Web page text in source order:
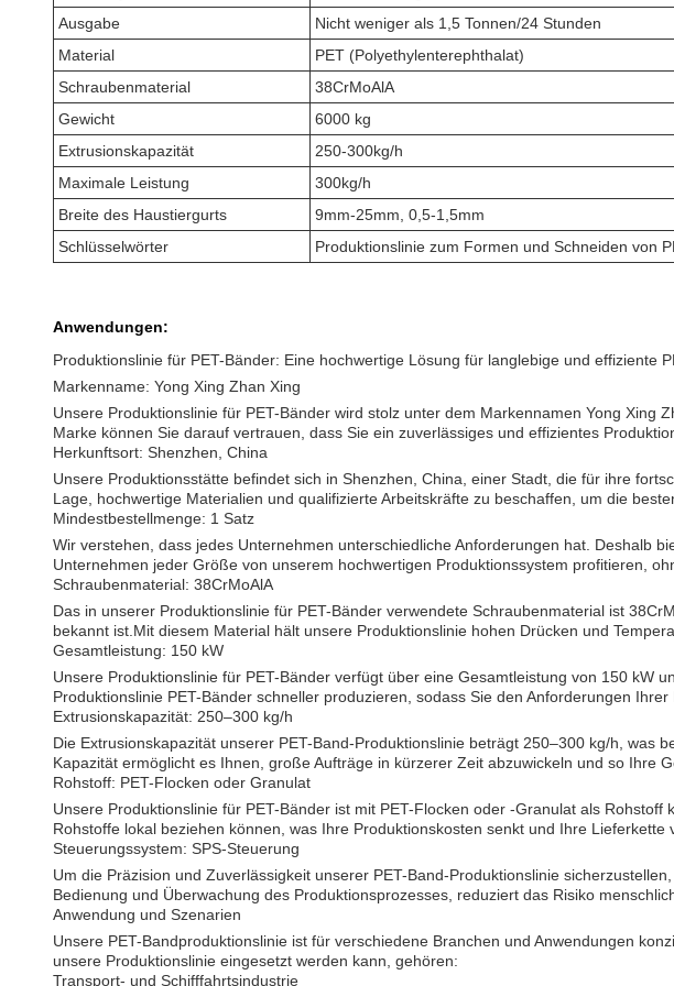
Ausgabe
Nicht weniger als 1,5 Tonnen/24 Stunden
Material
PET (Polyethylenterephthalat)
Schraubenmaterial
38CrMoAlA
Gewicht
6000 kg
Extrusionskapazität
250-300kg/h
Maximale Leistung
300kg/h
Breite des Haustiergurts
9mm-25mm, 0,5-1,5mm
Schlüsselwörter
Produktionslinie zum Formen und Schneiden von
Anwendungen:
Produktionslinie für PET-Bänder: Eine hochwertige Lösung für langlebige und effiziente
Markenname: Yong Xing Zhan Xing
Unsere Produktionslinie für PET-Bänder wird stolz unter dem Markennamen Yong
Marke können Sie darauf vertrauen, dass Sie ein zuverlässiges und effizientes
Herkunftsort: Shenzhen, China
Unsere Produktionsstätte befindet sich in Shenzhen, China, einer Stadt, die für ihre
Lage, hochwertige Materialien und qualifizierte Arbeitskräfte zu beschaffen, um die
Mindestbestellmenge: 1 Satz
Wir verstehen, dass jedes Unternehmen unterschiedliche Anforderungen hat. Deshalb
Unternehmen jeder Größe von unserem hochwertigen Produktionssystem profitieren,
Schraubenmaterial: 38CrMoAlA
Das in unserer Produktionslinie für PET-Bänder verwendete Schraubenmaterial ist
bekannt ist.Mit diesem Material hält unsere Produktionslinie hohen Drücken und
Gesamtleistung: 150 kW
Unsere Produktionslinie für PET-Bänder verfügt über eine Gesamtleistung von 150 kW
Produktionslinie PET-Bänder schneller produzieren, sodass Sie den Anforderungen
Extrusionskapazität: 250–300 kg/h
Die Extrusionskapazität unserer PET-Band-Produktionslinie beträgt 250–300 kg/h,
Kapazität ermöglicht es Ihnen, große Aufträge in kürzerer Zeit abzuwickeln und so Ihre
Rohstoff: PET-Flocken oder Granulat
Unsere Produktionslinie für PET-Bänder ist mit PET-Flocken oder -Granulat als
Rohstoffe lokal beziehen können, was Ihre Produktionskosten senkt und Ihre Lieferkette
Steuerungssystem: SPS-Steuerung
Um die Präzision und Zuverlässigkeit unserer PET-Band-Produktionslinie
Bedienung und Überwachung des Produktionsprozesses, reduziert das Risiko
Anwendung und Szenarien
Unsere PET-Bandproduktionslinie ist für verschiedene Branchen und Anwendungen
unsere Produktionslinie eingesetzt werden kann, gehören:
Transport- und Schifffahrtsindustrie